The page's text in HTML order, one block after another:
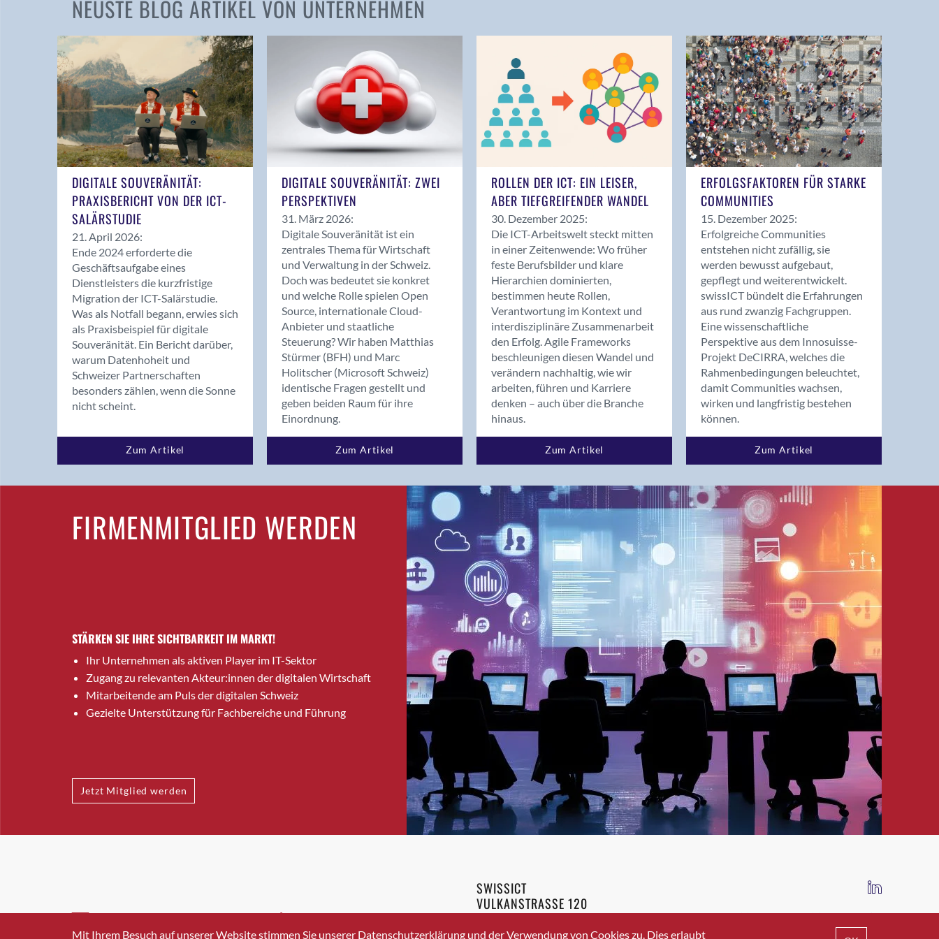
Andelfingen
Balsthal
Balzers
Bassersdorf
Benken (SG)
Bergdietikon
Bern - Liebefeld
Birsfelden
Bolligen
Bonaduz
Bonstetten
Bottighofen
Bremgarten bei Bern
Brig-Glis
Bronschhofen
Brugg
Brugg AG
Burgdorf
Bäretswil
Bülach
Cazis
Crissier
Davos Platz
NEUSTE BLOG ARTIKEL VON UNTERNEHMEN
DIGITALE SOUVERÄNITÄT:
PRAXISBERICHT VON DER ICT-
SALÄRSTUDIE
21. April 2026:
Ende 2024 erforderte die
Geschäftsaufgabe eines
Dienstleisters die kurzfristige
Migration der ICT-Salärstudie.
Was als Notfall begann, erwies sich
als Praxisbeispiel für digitale
Souveränität. Ein Bericht darüber,
warum Datenhoheit und
Schweizer Partnerschaften
besonders zählen, wenn die Sonne
nicht scheint.
Zum Artikel
DIGITALE SOUVERÄNITÄT: ZWEI
PERSPEKTIVEN
31. März 2026:
Digitale Souveränität ist ein
zentrales Thema für Wirtschaft
und Verwaltung in der Schweiz.
Doch was bedeutet sie konkret
und welche Rolle spielen Open
Source, internationale Cloud-
Anbieter und staatliche
Steuerung? Wir haben Matthias
Stürmer (BFH) und Marc
Holitscher (Microsoft Schweiz)
identische Fragen gestellt und
geben beiden Raum für ihre
Einordnung.
Zum Artikel
ROLLEN DER ICT: EIN LEISER,
ABER TIEFGREIFENDER WANDEL
30. Dezember 2025:
Die ICT-Arbeitswelt steckt mitten
in einer Zeitenwende: Wo früher
feste Berufsbilder und klare
Hierarchien dominierten,
bestimmen heute Rollen,
Verantwortung im Kontext und
interdisziplinäre Zusammenarbeit
den Erfolg. Agile Frameworks
beschleunigen diesen Wandel und
verändern nachhaltig, wie wir
arbeiten, führen und Karriere
denken – auch über die Branche
hinaus.
Zum Artikel
ERFOLGSFAKTOREN FÜR STARKE
COMMUNITIES
15. Dezember 2025:
Erfolgreiche Communities
entstehen nicht zufällig, sie
werden bewusst aufgebaut,
gepflegt und weiterentwickelt.
swissICT bündelt die Erfahrungen
aus rund zwanzig Fachgruppen.
Eine wissenschaftliche
Perspektive aus dem Innosuisse-
Projekt DeCIRRA, welches die
Rahmenbedingungen beleuchtet,
damit Communities wachsen,
wirken und langfristig bestehen
können.
Zum Artikel
FIRMENMITGLIED WERDEN
STÄRKEN SIE IHRE SICHTBARKEIT IM MARKT!
Ihr Unternehmen als aktiven Player im IT-Sektor
Zugang zu relevanten Akteur:innen der digitalen Wirtschaft
Mitarbeitende am Puls der digitalen Schweiz
Gezielte Unterstützung für Fachbereiche und Führung
Jetzt Mitglied werden
INFO@SWISSICT.CH +41 43 336 40 20
SWISSICT
VULKANSTRASSE 120
8048 ZURICH
IMPRESSUM DATENSCHUTZ AGB
Mit Ihrem Besuch auf unserer Website stimmen Sie unserer Datenschutzerklärung und der Verwendung von Cookies zu. Dies erlaubt